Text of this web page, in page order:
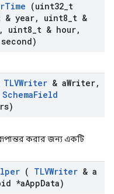
Time (uint32 t
& year, uint8 t &
, uint8 t & hour,
TLVWriter & aWriter,
SchemaField
রূপান্তর করার জন্য একটি
( TLVWriter & a
*aAppData)